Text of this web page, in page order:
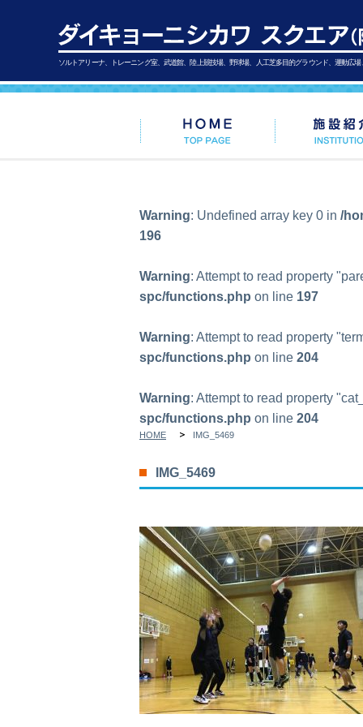
ソルトアリーナ、トレーニング室、武道館、陸上競技場、野球場、人工芝多目的グラウンド、運動広
Warning: Undefined array key 0 in /
196
Warning: Attempt to read property
spc/functions.php on line 197
Warning: Attempt to read property
spc/functions.php on line 204
Warning: Attempt to read property
spc/functions.php on line 204
HOME IMG_5469
IMG_5469